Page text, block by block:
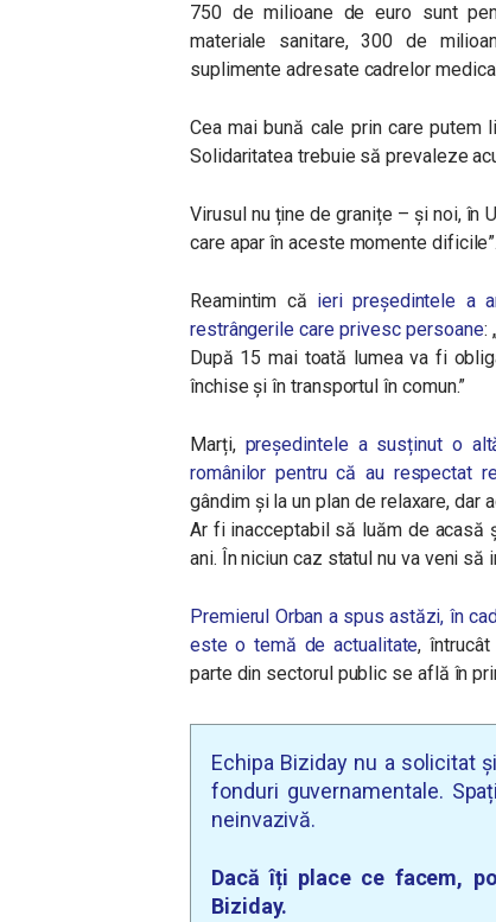
750 de milioane de euro sunt
materiale sanitare, 300 de
suplimente adresate cadrelor
Cea mai bună cale prin care
Solidaritatea trebuie să prevaleze
Virusul nu ține de granițe – și noi, în
care apar în aceste momente dificile”.
Reamintim că ieri președintele a
restrângerile care privesc persoane:
După 15 mai toată lumea va fi
închise și în transportul în comun.”
Marți, președintele a susținut o
românilor pentru că au respectat
gândim și la un plan de relaxare, dar
Ar fi inacceptabil să luăm de acasă
ani. În niciun caz statul nu va veni să
Premierul Orban a spus astăzi, în
este o temă de actualitate,
parte din sectorul public se află în
Echipa Biziday nu a solicitat
fonduri guvernamentale.
neinvazivă.
Dacă îți place ce facem,
Biziday.